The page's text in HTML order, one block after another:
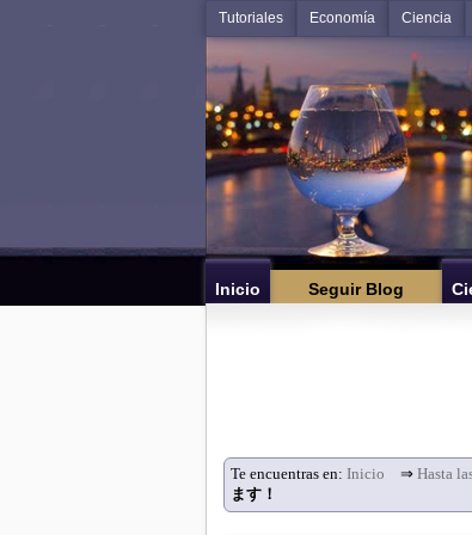
Tutoriales Economía Ciencia
Inicio Seguir Blog
Te encuentras en: Inicio ⇒ Hasta
ます！